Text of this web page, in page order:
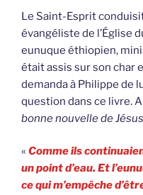
Le Saint-Esprit
évangéliste de l’Église
eunuque éthiopien,
était assis sur son char
demanda à Philippe de
question dans ce livre.
bonne nouvelle de Jésus
« Comme ils
un point d’eau. Et
ce qui m’empêche